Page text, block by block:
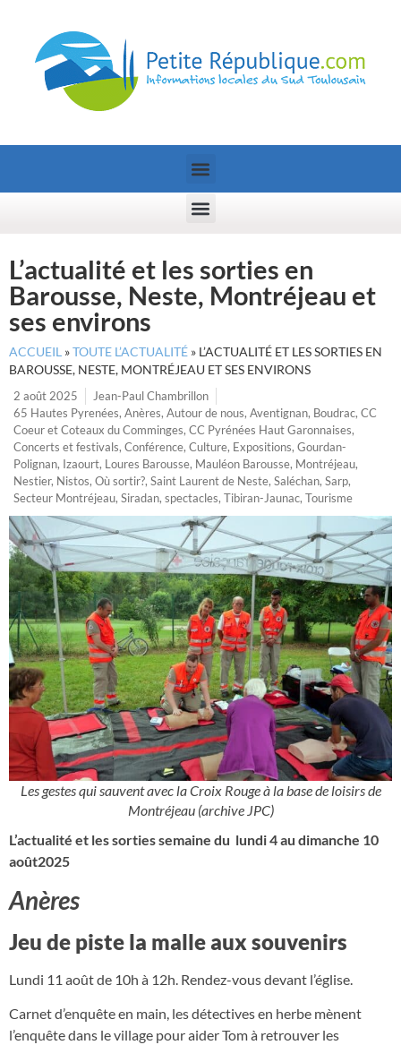
L’actualité et les sorties en
Barousse, Neste, Montréjeau et
ses environs
ACCUEIL »TOUTE L’ACTUALITÉ » L’ACTUALITÉ ET LES SORTIES EN
BAROUSSE, NESTE, MONTRÉJEAU ET SES ENVIRONS
2 août 2025
Jean-Paul Chambrillon
65 Hautes Pyrenées, Anères, Autour de nous, Aventignan, Boudrac, CC
Coeur et Coteaux du Comminges, CC Pyrénées Haut Garonnaises,
Concerts et festivals, Conférence, Culture, Expositions, Gourdan-
Polignan, Izaourt, Loures Barousse, Mauléon Barousse, Montréjeau,
Nestier, Nistos, Où sortir?, Saint Laurent de Neste, Saléchan, Sarp,
Secteur Montréjeau, Siradan, spectacles, Tibiran-Jaunac, Tourisme
Les gestes qui sauvent avec la Croix Rouge à la base de loisirs de
Montréjeau (archive JPC)
L’actualité et les sorties semaine du lundi 4 au dimanche 10
août2025
Anères
Jeu de piste la malle aux souvenirs
Lundi 11 août de 10h à 12h. Rendez-vous devant l’église.
Carnet d’enquête en main, les détectives en herbe mènent
l’enquête dans le village pour aider Tom à retrouver les